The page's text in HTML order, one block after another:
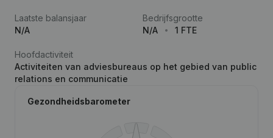
Laatste balansjaar
N/A
Bedrijfsgrootte
N/A
1 FTE
Hoofdactiviteit
Activiteiten van adviesbureaus op het gebied van public
relations en communicatie
Gezondheidsbarometer